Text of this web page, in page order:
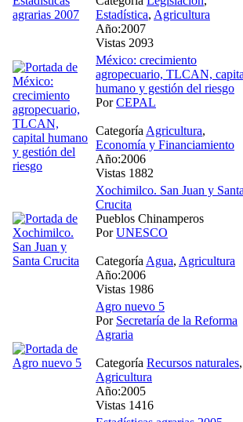
Estadística, Agricultura
Año:2007
Vistas 2093
México: crecimiento
agropecuario, TLCAN,
humano y gestión del riesgo
PorCEPAL
Categoría Agricultura,
Economía y Financiamiento
Año:2006
Vistas 1882
Xochimilco. San Juan y Santa
Crucita
Pueblos Chinamperos
PorUNESCO
Categoría Agua, Agricultura
Año:2006
Vistas 1986
Agro nuevo 5
Por Secretaría de la Reforma
Agraria
Categoría Recursos naturales,
Agricultura
Año:2005
Vistas 1416